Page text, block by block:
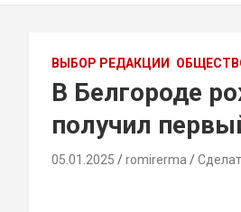
ВЫБОР РЕДАКЦИИ
В Белгороде
получил
05.01.2025 romirerma